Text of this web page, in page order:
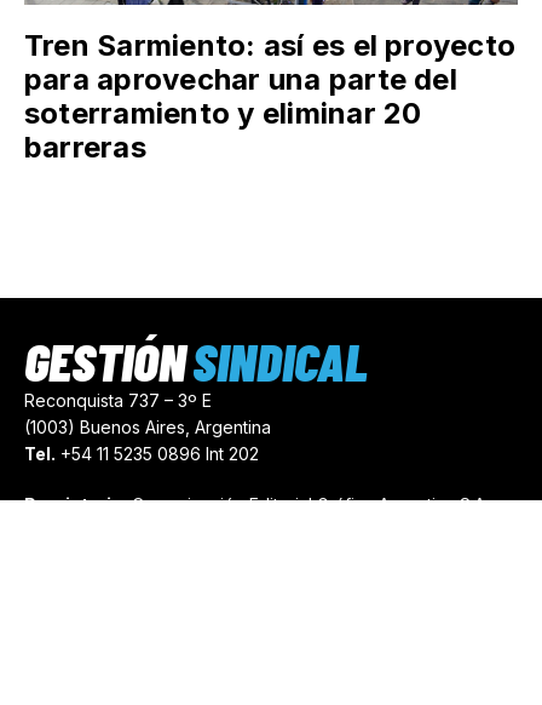
Tren Sarmiento: así es el proyecto
para aprovechar una parte del
soterramiento y eliminar 20
barreras
Reconquista 737 – 3º E
(1003) Buenos Aires, Argentina
Tel. +54 11 5235 0896 Int 202
Propietario:Comunicación Editorial Gráfica Argentina S.A.
GESTIÓNSINDICAL